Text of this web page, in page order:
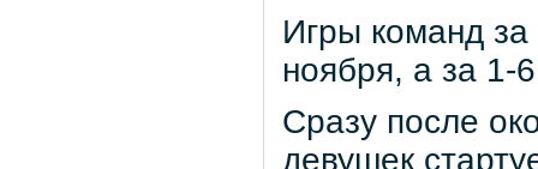
Игры команд за
ноября, а за 1-
Сразу после
девушек